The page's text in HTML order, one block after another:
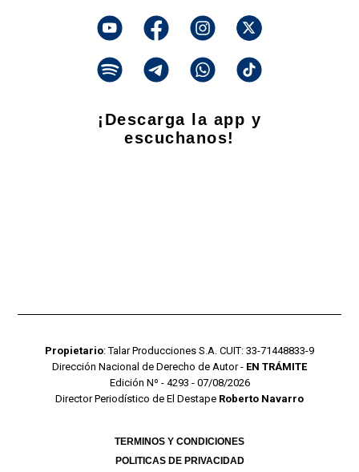
¡Descarga la app y
escuchanos!
Propietario: Talar Producciones S.A. CUIT: 33-71448833-9
Dirección Nacional de Derecho de Autor - EN TRÁMITE
Edición Nº - 4293 - 07/08/2026
Director Periodístico de El Destape Roberto Navarro
TERMINOS Y CONDICIONES
POLITICAS DE PRIVACIDAD